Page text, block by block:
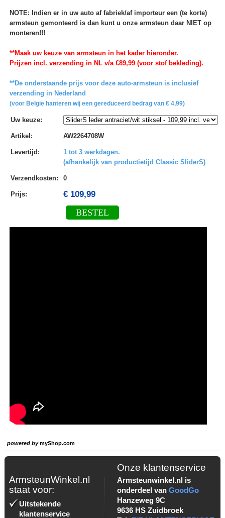
NOTE: Indien er in uw auto af fabriek/af importeur een (te korte)
armsteun gemonteerd is dan kunt u onze armsteun daar NIET op
monteren!!!
**Maak uw keuze van armsteun in het kader hieronder.
Prijzen incl. verzending in NL v/a €89,99 (voor stof bekleding).
**De onderstaande prijs voor deze auto-armsteun is inclusief
verzending in Nederland
(voor Belgie hanteren wij een gereduceerd bedrag van € 4,99)
Uw keuze:
Artikel : AW2264708W
Levertijd :
1 tot 3 werkdagen.
(afhankelijk van productietijd Classic SliderS)
Verzendkosten: 0
Prijs: € 109,99
BESTEL
powered bymyShop.com
ArmsteunWinkel.nl
staat voor:
Uitstekende
klantenservice
Onze klantenservice
Armsteunwinkel.nl is
onderdeel van GoodGo
Hanzeweg 9C
9636 HS Zuidbroek